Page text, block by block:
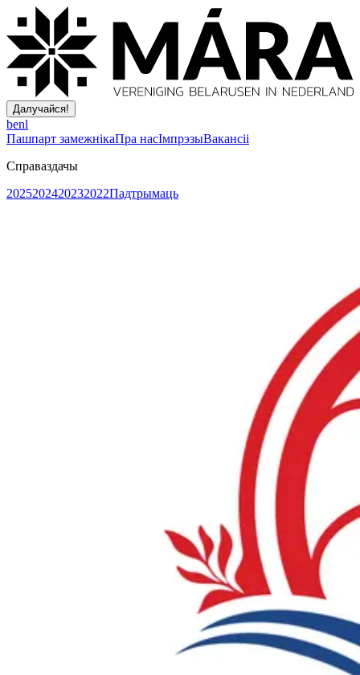
Далучайся!
benl
Пашпарт замежнікаПра насІмпрэзыВакансіі
Справаздачы
2025202420232022Падтрымаць